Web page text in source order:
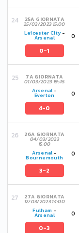
25A GIORNATA
25/02/2023 15:00
Leicester City-
Arsenal
0-1
0
7A GIORNATA
01/03/2023 19:45
Arsenal -
Everton
4-0
0
26A GIORNATA
04/03/2023
15:00
Arsenal -
Bournemouth
3-2
0
27A GIORNATA
12/03/2023 14:00
Fulham -
Arsenal
0-3
0